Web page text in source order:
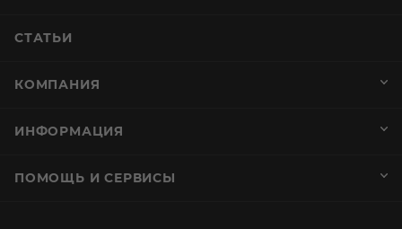
СТАТЬИ
КОМПАНИЯ
ИНФОРМАЦИЯ
ПОМОЩЬ И СЕРВИСЫ